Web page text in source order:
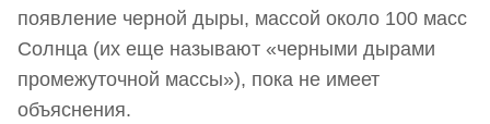
появление черной дыры, массой около 100 масс
Солнца (их еще называют «черными дырами
промежуточной массы»), пока не имеет
объяснения.